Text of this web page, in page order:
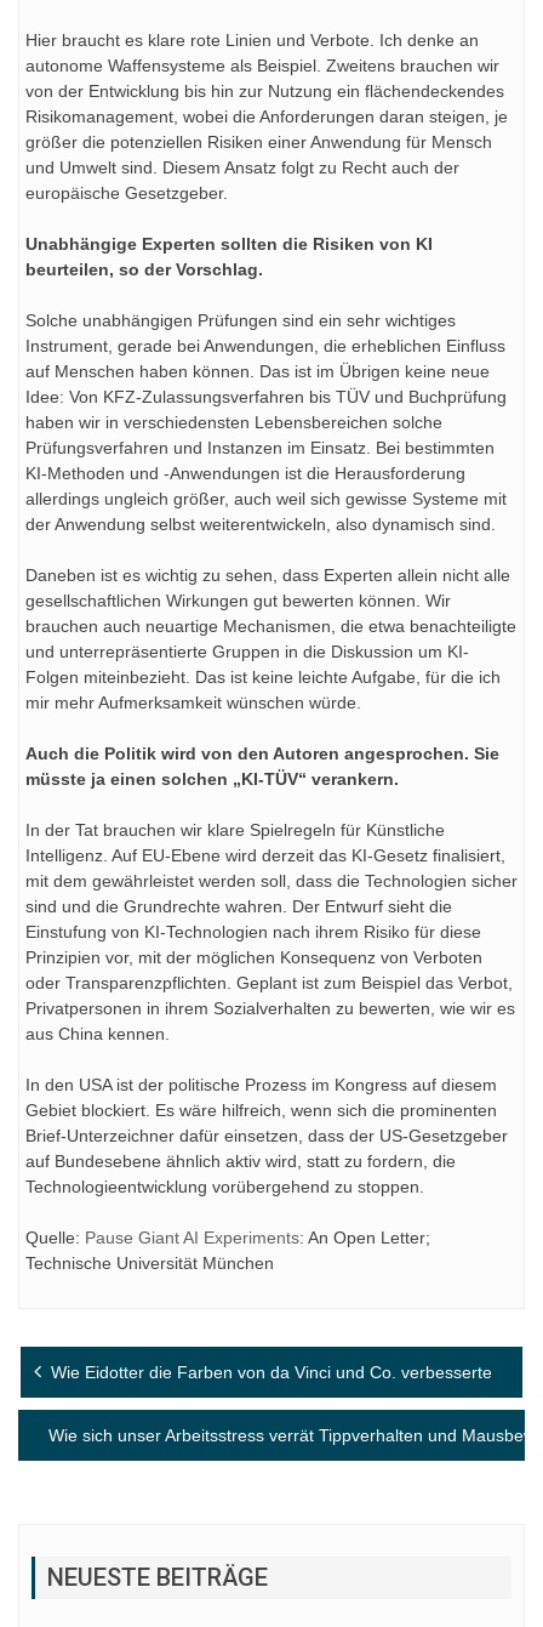
Hier braucht es klare rote Linien und Verbote. Ich denke an
autonome Waffensysteme als Beispiel. Zweitens brauchen wir
von der Entwicklung bis hin zur Nutzung ein flächendeckendes
Risikomanagement, wobei die Anforderungen daran steigen, je
größer die potenziellen Risiken einer Anwendung für Mensch
und Umwelt sind. Diesem Ansatz folgt zu Recht auch der
europäische Gesetzgeber.
Unabhängige Experten sollten die Risiken von KI
beurteilen, so der Vorschlag.
Solche unabhängigen Prüfungen sind ein sehr wichtiges
Instrument, gerade bei Anwendungen, die erheblichen Einfluss
auf Menschen haben können. Das ist im Übrigen keine neue
Idee: Von KFZ-Zulassungsverfahren bis TÜV und Buchprüfung
haben wir in verschiedensten Lebensbereichen solche
Prüfungsverfahren und Instanzen im Einsatz. Bei bestimmten
KI-Methoden und -Anwendungen ist die Herausforderung
allerdings ungleich größer, auch weil sich gewisse Systeme mit
der Anwendung selbst weiterentwickeln, also dynamisch sind.
Daneben ist es wichtig zu sehen, dass Experten allein nicht alle
gesellschaftlichen Wirkungen gut bewerten können. Wir
brauchen auch neuartige Mechanismen, die etwa benachteiligte
und unterrepräsentierte Gruppen in die Diskussion um KI-
Folgen miteinbezieht. Das ist keine leichte Aufgabe, für die ich
mir mehr Aufmerksamkeit wünschen würde.
Auch die Politik wird von den Autoren angesprochen. Sie
müsste ja einen solchen „KI-TÜV“ verankern.
In der Tat brauchen wir klare Spielregeln für Künstliche
Intelligenz. Auf EU-Ebene wird derzeit das KI-Gesetz finalisiert,
mit dem gewährleistet werden soll, dass die Technologien sicher
sind und die Grundrechte wahren. Der Entwurf sieht die
Einstufung von KI-Technologien nach ihrem Risiko für diese
Prinzipien vor, mit der möglichen Konsequenz von Verboten
oder Transparenzpflichten. Geplant ist zum Beispiel das Verbot,
Privatpersonen in ihrem Sozialverhalten zu bewerten, wie wir es
aus China kennen.
In den USA ist der politische Prozess im Kongress auf diesem
Gebiet blockiert. Es wäre hilfreich, wenn sich die prominenten
Brief-Unterzeichner dafür einsetzen, dass der US-Gesetzgeber
auf Bundesebene ähnlich aktiv wird, statt zu fordern, die
Technologieentwicklung vorübergehend zu stoppen.
Quelle: Pause Giant AI Experiments: An Open Letter;
Technische Universität München
Beitragsnavigation
Wie Eidotter die Farben von da Vinci und Co. verbesserte
Wie sich unser Arbeitsstress verrät Tippverhalten und
NEUESTE BEITRÄGE